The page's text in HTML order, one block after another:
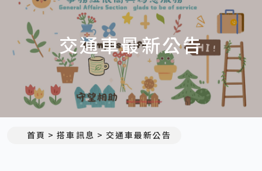
交通車最新公告
首頁 搭車訊息 交通車最新公告